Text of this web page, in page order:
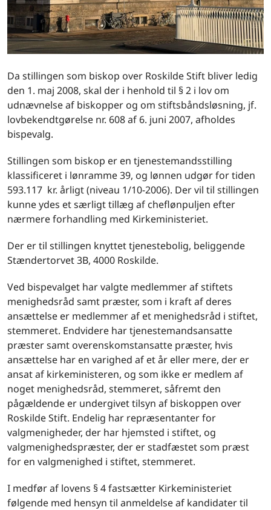
Da stillingen som biskop over Roskilde Stift bliver ledig
den 1. maj 2008, skal der i henhold til § 2 i lov om
udnævnelse af biskopper og om stiftsbåndsløsning, jf.
lovbekendtgørelse nr. 608 af 6. juni 2007, afholdes
bispevalg.
Stillingen som biskop er en tjenestemandsstilling
klassificeret i lønramme 39, og lønnen udgør for tiden
593.117 kr. årligt (niveau 1/10-2006). Der vil til stillingen
kunne ydes et særligt tillæg af cheflønpuljen efter
nærmere forhandling med Kirkeministeriet.
Der er til stillingen knyttet tjenestebolig, beliggende
Stændertorvet 3B, 4000 Roskilde.
Ved bispevalget har valgte medlemmer af stiftets
menighedsråd samt præster, som i kraft af deres
ansættelse er medlemmer af et menighedsråd i stiftet,
stemmeret. Endvidere har tjenestemandsansatte
præster samt overenskomstansatte præster, hvis
ansættelse har en varighed af et år eller mere, der er
ansat af kirkeministeren, og som ikke er medlem af
noget menighedsråd, stemmeret, såfremt den
pågældende er undergivet tilsyn af biskoppen over
Roskilde Stift. Endelig har repræsentanter for
valgmenigheder, der har hjemsted i stiftet, og
valgmenighedspræster, der er stadfæstet som præst
for en valgmenighed i stiftet, stemmeret.
I medfør af lovens § 4 fastsætter Kirkeministeriet
følgende med hensyn til anmeldelse af kandidater til